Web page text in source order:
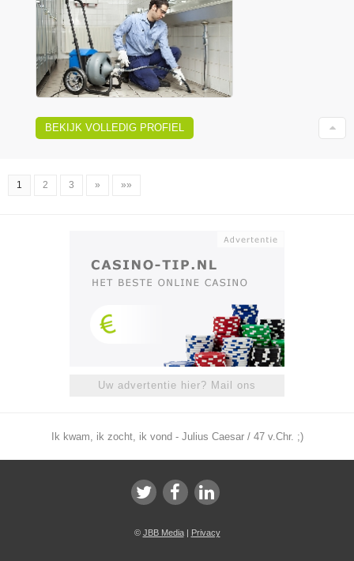
BEKIJK VOLLEDIG PROFIEL
1 2 3 » »»
Uw advertentie hier? Mail ons
Ik kwam, ik zocht, ik vond - Julius Caesar / 47 v.Chr. ;)
© JBB Media| Privacy